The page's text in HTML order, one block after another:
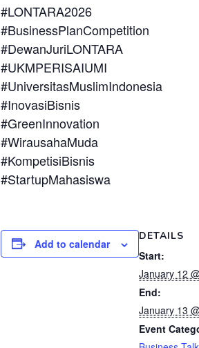
#LONTARA2026
#BusinessPlanCompetition
#DewanJuriLONTARA
#UKMPERISAIUMI
#UniversitasMuslimIndonesia
#InovasiBisnis
#GreenInnovation
#WirausahaMuda
#KompetisiBisnis
#StartupMahasiswa
Add to calendar
DETAILS
Start:
January 12
End:
January 13
Event